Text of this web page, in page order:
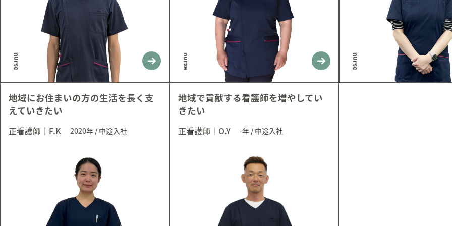
nurse nurse nurse
地域にお住まいの方の生活を長く支
えていきたい
正看護師 ｜ F.K 2020年 / 中途入社
地域で貢献する看護師を増やしてい
きたい
正看護師 ｜ O.Y -年 / 中途入社